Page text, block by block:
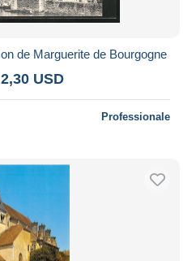
de Marguerite de Bourgogne
USD
Professionale